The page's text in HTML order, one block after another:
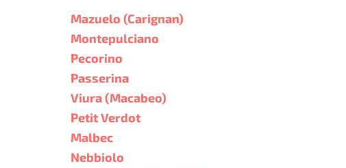
Mazuelo (Carignan)
Montepulciano
Pecorino
Passerina
Viura (Macabeo)
Petit Verdot
Malbec
Nebbiolo